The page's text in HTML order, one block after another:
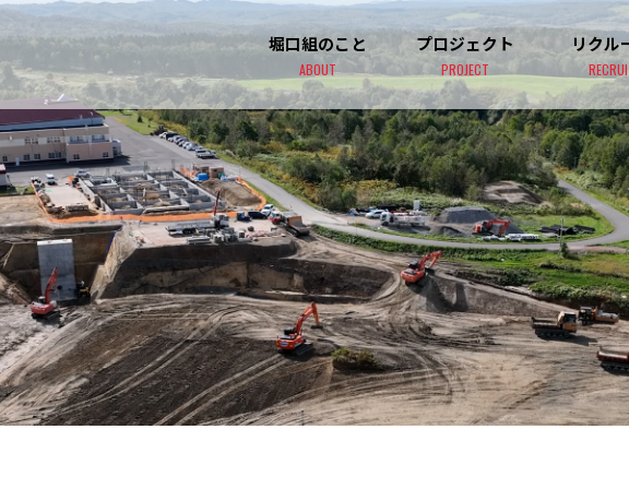
堀口組のこと
ABOUT
プロジェクト
PROJECT
リクル